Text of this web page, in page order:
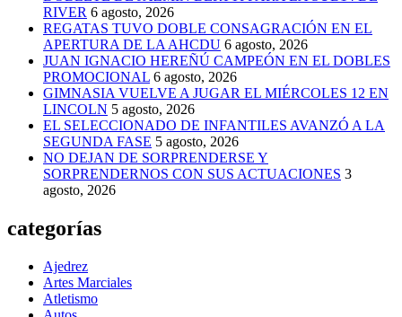
RIVER 6 agosto, 2026
REGATAS TUVO DOBLE CONSAGRACIÓN EN EL
APERTURA DE LA AHCDU 6 agosto, 2026
JUAN IGNACIO HEREÑÚ CAMPEÓN EN EL DOBLES
PROMOCIONAL 6 agosto, 2026
GIMNASIA VUELVE A JUGAR EL MIÉRCOLES 12 EN
LINCOLN 5 agosto, 2026
EL SELECCIONADO DE INFANTILES AVANZÓ A LA
SEGUNDA FASE 5 agosto, 2026
NO DEJAN DE SORPRENDERSE Y
SORPRENDERNOS CON SUS ACTUACIONES 3
agosto, 2026
categorías
Ajedrez
Artes Marciales
Atletismo